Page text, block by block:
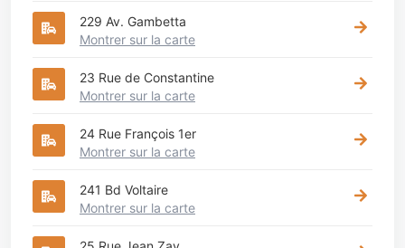
229 Av. Gambetta
Montrer sur la carte
23 Rue de Constantine
Montrer sur la carte
24 Rue François 1er
Montrer sur la carte
241 Bd Voltaire
Montrer sur la carte